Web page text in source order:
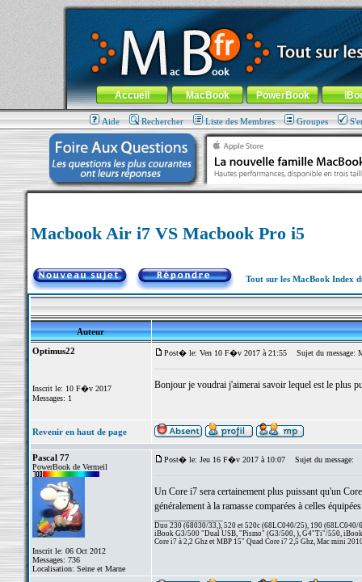
MacBook-fr.com : 100% Apple... 100% nomade !
Aller au contenu-Aller au menu général-Aller au menu de
Menu général
Accueil MacBook PowerBook
Aide Rechercher Liste des Membres Groupes
Macbook Air i7 VS Macbook Pro i5
Tout sur les MacBook Index
Auteur
Optimus22
Inscrit le: 10 F�v 2017
Messages: 1
Post� le: Ven 10 F�v 2017 à 21:55 Sujet du message:
Bonjour je voudrai j'aimerai savoir lequel est le plus
Revenir en haut de page
Pascal 77
PowerBook de Vermeil
Inscrit le: 06 Oct 2012
Messages: 736
Localisation: Seine et Marne
Post� le: Jeu 16 F�v 2017 à 10:07 Sujet du message:
Un Core i7 sera certainement plus puissant qu'un
généralement à la ramasse comparées à celles
Duo 230 (68030/33,), 520 et 520c (68LC040/25), 190 (68LC040/
iBook G3/500 "Dual USB, "Pismo" (G3/500, ), G4"Ti"/550,
Core i7 à 2,2 Ghz et MBP 15" Quad Core i7 2,5 Ghz, Mac mini